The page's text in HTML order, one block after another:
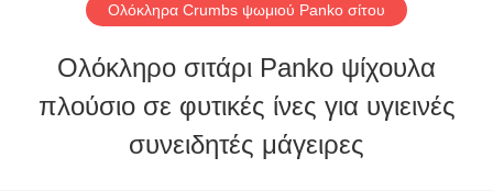
ΕΠΙΣΚΈΨΕΙΣ
Ολόκληρα Crumbs ψωμιού Panko σίτου
Ολόκληρο σιτάρι Panko ψίχουλα
πλούσιο σε φυτικές ίνες για υγιεινές
συνειδητές μάγειρες